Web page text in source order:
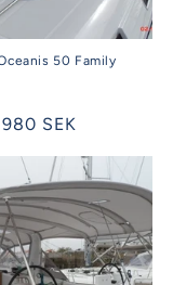
50 Family
SEK